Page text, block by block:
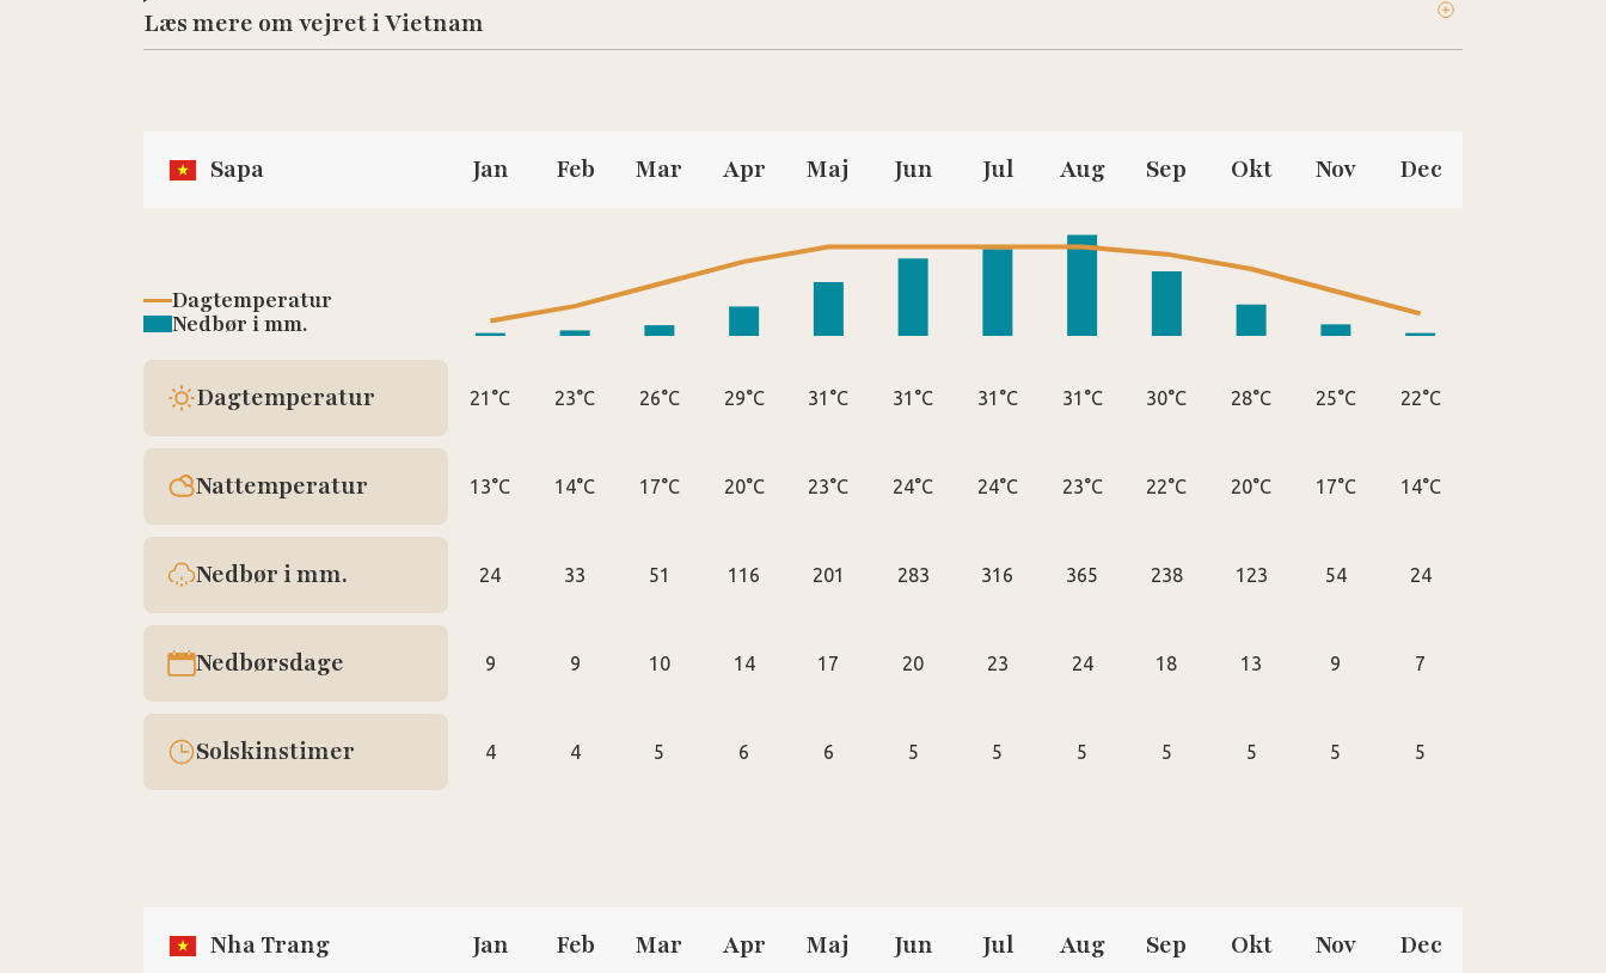
Læs mere om vejret i Vietnam
Sapa Jan Feb Mar Apr Maj Jun Jul Aug Sep Okt Nov Dec
Dagtemperatur
Nedbør i mm.
Dagtemperatur 21°C 23°C 26°C 29°C 31°C 31°C 31°C 31°C 30°C 28°C 25°C 22°C
Nattemperatur 13°C 14°C 17°C 20°C 23°C 24°C 24°C 23°C 22°C 20°C 17°C 14°C
Nedbør i mm. 24 33 51 116 201 283 316 365 238 123 54 24
Nedbørsdage 9 9 10 14 17 20 23 24 18 13 9 7
Solskinstimer 4 4 5 6 6 5 5 5 5 5 5 5
Nha Trang Jan Feb Mar Apr Maj Jun Jul Aug Sep Okt Nov Dec